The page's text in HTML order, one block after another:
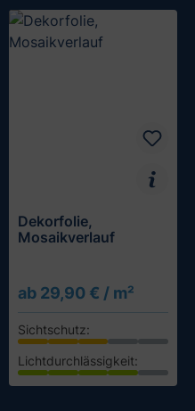
Dekorfolie,
Mosaikverlauf
ab 29,90 € / m²
Sichtschutz:
Lichtdurchlässigkeit: